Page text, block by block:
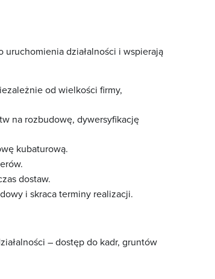
działalności i wspierają
od wielkości firmy,
na rozbudowę, dywersyfikację
kubaturową.
dostaw.
i skraca terminy realizacji.
– dostęp do kadr, gruntów